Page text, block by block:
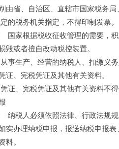
由省、自治区、直辖市国家税务局
税务机关指定，不得印制发票。
根据税收征收管理的需要，积
毁或者擅自改动税控装置。
生产、经营的纳税人、扣缴义务
证、完税凭证及其他有关资料。
、完税凭证及其他有关资料不得
人必须依照法律、行政法规规
实办理纳税申报，报送纳税申报
料。